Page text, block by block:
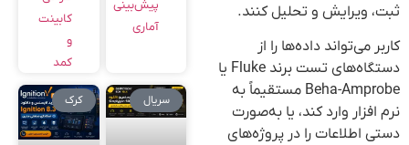
ثبت، ویرایش و تحلیل کنند.
کاربر می‌تواند داده‌ها را از
دستگاه‌های تست برند Fluke یا
Beha-Amprobe مستقیماً به
نرم افزار وارد کند، یا به‌صورت
دستی اطلاعات را در پروژه‌های
پیش‌بینی
آماری
کابینت
و
کمد
سریال کرک